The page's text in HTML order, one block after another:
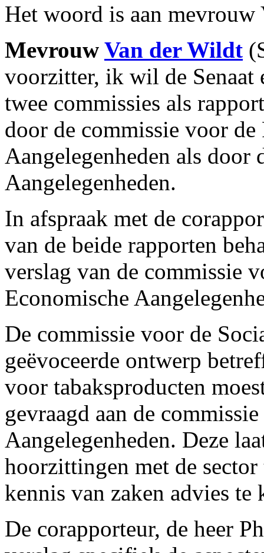
Het woord is aan
Mevrouw Van der Wildt
voorzitter, ik wil de Senaat
twee commissies als
door de commissie voor
Aangelegenheden als door
Aangelegenheden.
In afspraak met de
van de beide rapporten
verslag van de commissie
Economische
De commissie voor de
geëvoceerde ontwerp
voor tabaksproducten
gevraagd aan de
Aangelegenheden. Deze
hoorzittingen met de
kennis van zaken advies te
De corapporteur, de heer